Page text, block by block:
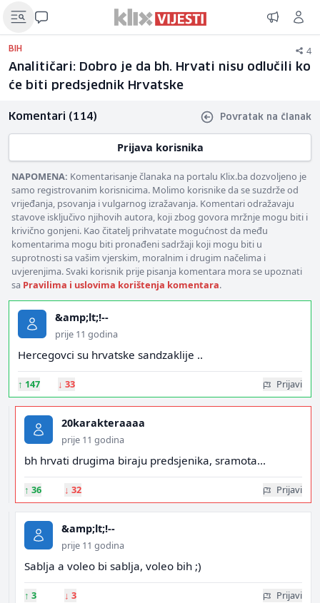
BIH 4
Analitičari: Dobro je da bh. Hrvati nisu odlučili ko
će biti predsjednik Hrvatske
Komentari (114) Povratak na članak
Prijava korisnika
NAPOMENA: Komentarisanje članaka na portalu Klix.ba dozvoljeno je
samo registrovanim korisnicima. Molimo korisnike da se suzdrže od
vrijeđanja, psovanja i vulgarnog izražavanja. Komentari odražavaju
stavove isključivo njihovih autora, koji zbog govora mržnje mogu biti i
krivično gonjeni. Kao čitatelj prihvatate mogućnost da među
komentarima mogu biti pronađeni sadržaji koji mogu biti u
suprotnosti sa vašim vjerskim, moralnim i drugim načelima i
uvjerenjima. Svaki korisnik prije pisanja komentara mora se upoznati
sa Pravilima i uslovima korištenja komentara.
&amp;lt;!--
prije 11 godina
Hercegovci su hrvatske sandzaklije ..
↑ 147 ↓ 33 Prijavi
20karakteraaaa
prije 11 godina
bh hrvati drugima biraju predsjenika, sramota...
↑ 36 ↓ 32 Prijavi
&amp;lt;!--
prije 11 godina
Sablja a voleo bi sablja, voleo bih ;)
↑ 3 ↓ 3 Prijavi